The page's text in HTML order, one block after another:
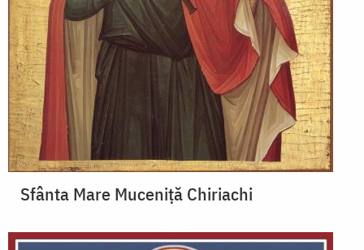
Sfânta Mare Muceniță Chiriachi